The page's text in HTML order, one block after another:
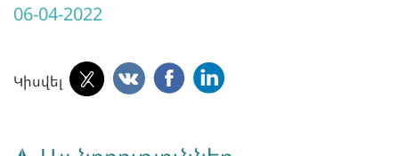
06-04-2022
Կիսվել